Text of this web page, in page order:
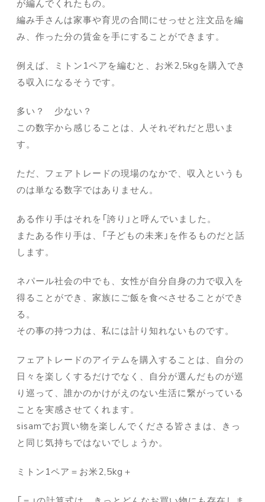
編み手さんは家事や育児の合間にせっせと注文品を編
み、作った分の賃金を手にすることができます。
例えば、ミトン1ペアを編むと、お米2,5kgを購入でき
る収入になるそうです。
多い？ 少ない？
この数字から感じることは、人それぞれだと思いま
す。
ただ、フェアトレードの現場のなかで、収入というも
のは単なる数字ではありません。
ある作り手はそれを「誇り」と呼んでいました。
またある作り手は、「子どもの未来」を作るものだと話
します。
ネパール社会の中でも、女性が自分自身の力で収入を
得ることができ、家族にご飯を食べさせることができ
る。
その事の持つ力は、私には計り知れないものです。
フェアトレードのアイテムを購入することは、自分の
日々を楽しくするだけでなく、自分が選んだものが巡
り巡って、誰かのかけがえのない生活に繋がっている
ことを実感させてくれます。
sisamでお買い物を楽しんでくださる皆さまは、きっ
と同じ気持ちではないでしょうか。
ミトン1ペア＝お米2,5kg＋